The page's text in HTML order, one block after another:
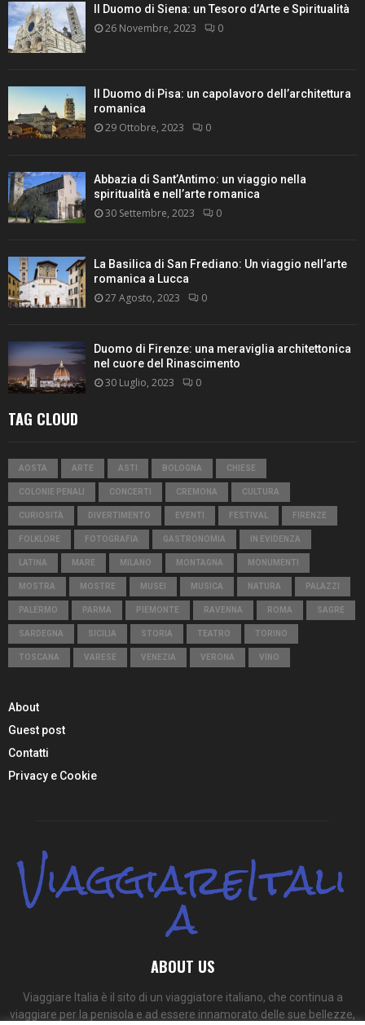
Il Duomo di Siena: un Tesoro d’Arte e Spiritualità
26 Novembre, 2023 0
Il Duomo di Pisa: un capolavoro dell’architettura
romanica
29 Ottobre, 2023 0
Abbazia di Sant’Antimo: un viaggio nella
spiritualità e nell’arte romanica
30 Settembre, 2023 0
La Basilica di San Frediano: Un viaggio nell’arte
romanica a Lucca
27 Agosto, 2023 0
Duomo di Firenze: una meraviglia architettonica
nel cuore del Rinascimento
30 Luglio, 2023 0
TAG CLOUD
AOSTA ARTE ASTI BOLOGNA CHIESE
COLONIE PENALI CONCERTI CREMONA CULTURA
CURIOSITÀ DIVERTIMENTO EVENTI FESTIVAL FIRENZE
FOLKLORE FOTOGRAFIA GASTRONOMIA IN EVIDENZA
LATINA MARE MILANO MONTAGNA MONUMENTI
MOSTRA MOSTRE MUSEI MUSICA NATURA PALAZZI
PALERMO PARMA PIEMONTE RAVENNA ROMA SAGRE
SARDEGNA SICILIA STORIA TEATRO TORINO
TOSCANA VARESE VENEZIA VERONA VINO
About
Guest post
Contatti
Privacy e Cookie
ViaggiareItali
a
ABOUT US
Viaggiare Italia è il sito di un viaggiatore italiano, che continua a
viaggiare per la penisola e ad essere innamorato delle sue bellezze,